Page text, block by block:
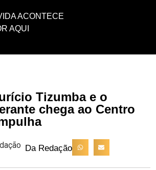
ACONTECE
AQUI
Tizumba e o
chega ao Centro
Da Redação